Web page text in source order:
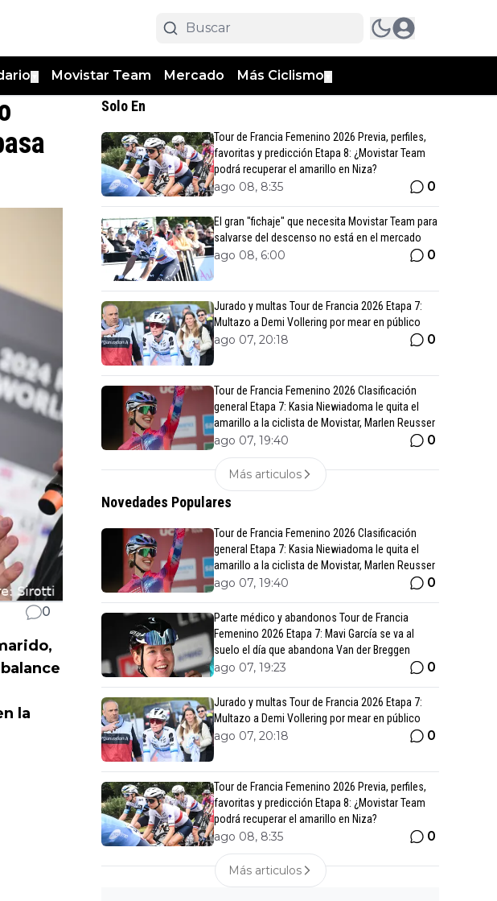
Movistar Team Mercado Más Ciclismo
0
la
Solo En
Tour de Francia Femenino 2026 Previa, perfiles,
favoritas y predicción Etapa 8: ¿Movistar Team
podrá recuperar el amarillo en Niza?
ago 08, 8:35 0
El gran "fichaje" que necesita Movistar Team para
salvarse del descenso no está en el mercado
ago 08, 6:00 0
Jurado y multas Tour de Francia 2026 Etapa 7:
Multazo a Demi Vollering por mear en público
ago 07, 20:18 0
Tour de Francia Femenino 2026 Clasificación
general Etapa 7: Kasia Niewiadoma le quita el
amarillo a la ciclista de Movistar, Marlen Reusser
ago 07, 19:40 0
Más articulos
Novedades Populares
Tour de Francia Femenino 2026 Clasificación
general Etapa 7: Kasia Niewiadoma le quita el
amarillo a la ciclista de Movistar, Marlen Reusser
ago 07, 19:40 0
Parte médico y abandonos Tour de Francia
Femenino 2026 Etapa 7: Mavi García se va al
suelo el día que abandona Van der Breggen
ago 07, 19:23 0
Jurado y multas Tour de Francia 2026 Etapa 7:
Multazo a Demi Vollering por mear en público
ago 07, 20:18 0
Tour de Francia Femenino 2026 Previa, perfiles,
favoritas y predicción Etapa 8: ¿Movistar Team
podrá recuperar el amarillo en Niza?
ago 08, 8:35 0
Más articulos